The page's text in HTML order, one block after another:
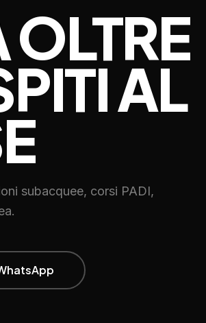
AL
subacquee, corsi PADI,